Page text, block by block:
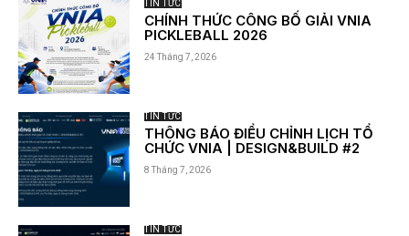
TIN TỨC
CHÍNH THỨC CÔNG BỐ GIẢI VNIA
PICKLEBALL 2026
24 Tháng 7, 2026
TIN TỨC
THÔNG BÁO ĐIỀU CHỈNH LỊCH TỔ
CHỨC VNIA | DESIGN&BUILD #2
8 Tháng 7, 2026
TIN TỨC